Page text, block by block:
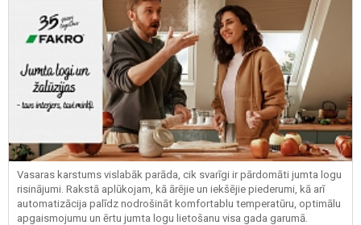
Vasaras karstums vislabāk parāda, cik svarīgi ir pārdomāti jumta logu
risinājumi. Rakstā aplūkojam, kā ārējie un iekšējie piederumi, kā arī
automatizācija palīdz nodrošināt komfortablu temperatūru, optimālu
apgaismojumu un ērtu jumta logu lietošanu visa gada garumā.